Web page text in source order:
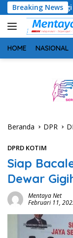
Langsung
ke
konten
Breaking News
Pemerintahan
HOME NASIONAL
Beranda DPR
DPRD KOTIM
Siap
Dewar
Mentaya Net
Februari 11,